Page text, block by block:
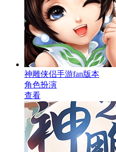
神雕侠侣手游fan版本
角色扮演
查看